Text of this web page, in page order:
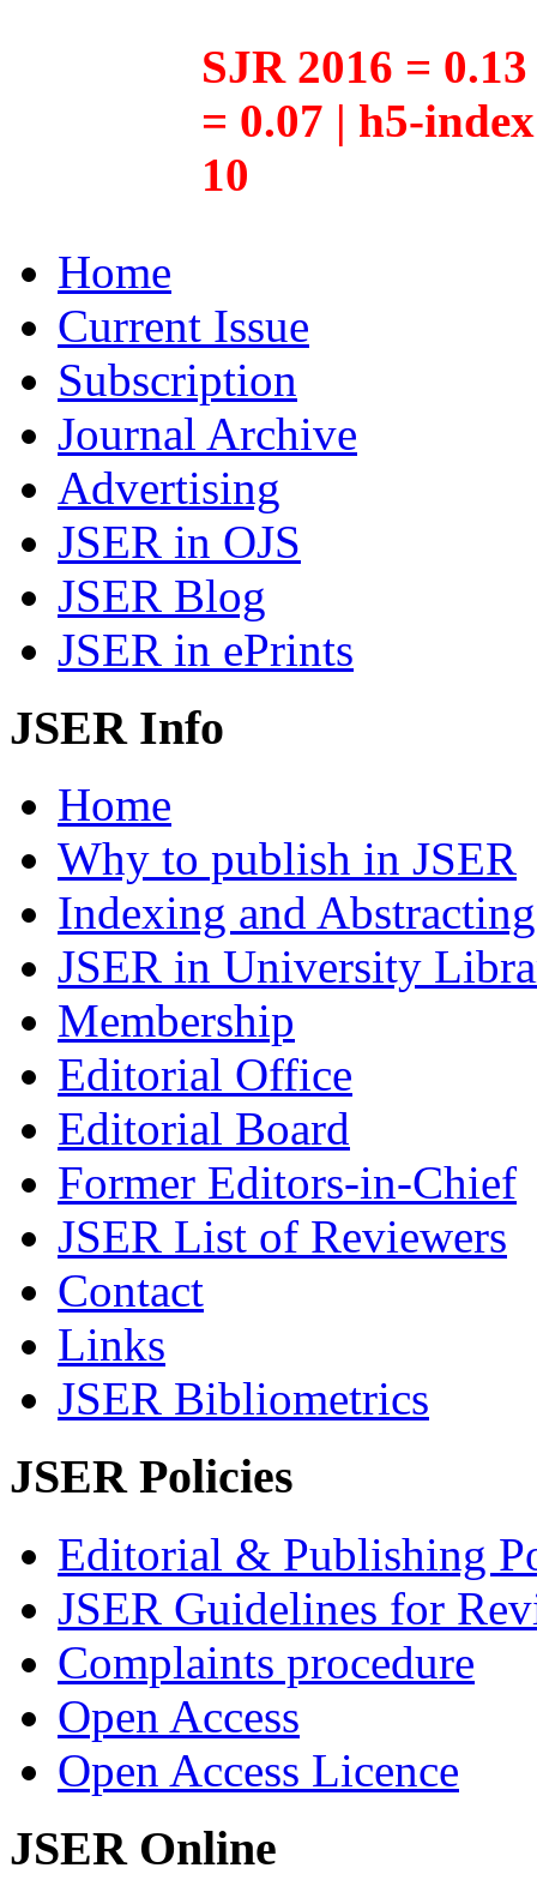
SJR 2016 =
= 0.07 | h5-
10
Home
Current Issue
Subscription
Journal Archive
Advertising
JSER in OJS
JSER Blog
JSER in ePrints
JSER Info
Home
Why to publish in JSER
Indexing and Abstracting
JSER in University
Membership
Editorial Office
Editorial Board
Former Editors-in-Chief
JSER List of Reviewers
Contact
Links
JSER Bibliometrics
JSER Policies
Editorial & Publishing
JSER Guidelines for
Complaints procedure
Open Access
Open Access Licence
JSER Online